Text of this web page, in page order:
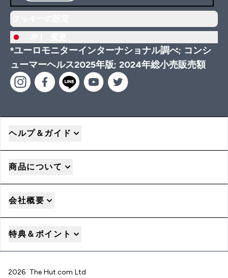
*ユーロモニターインターナショナル調べ; コンシ
ューマーヘルス2025年版; 2024年総小売販売額
ヘルプ＆ガイド
商品について
会社概要
特典＆ポイント
2026 The Hut.com Ltd